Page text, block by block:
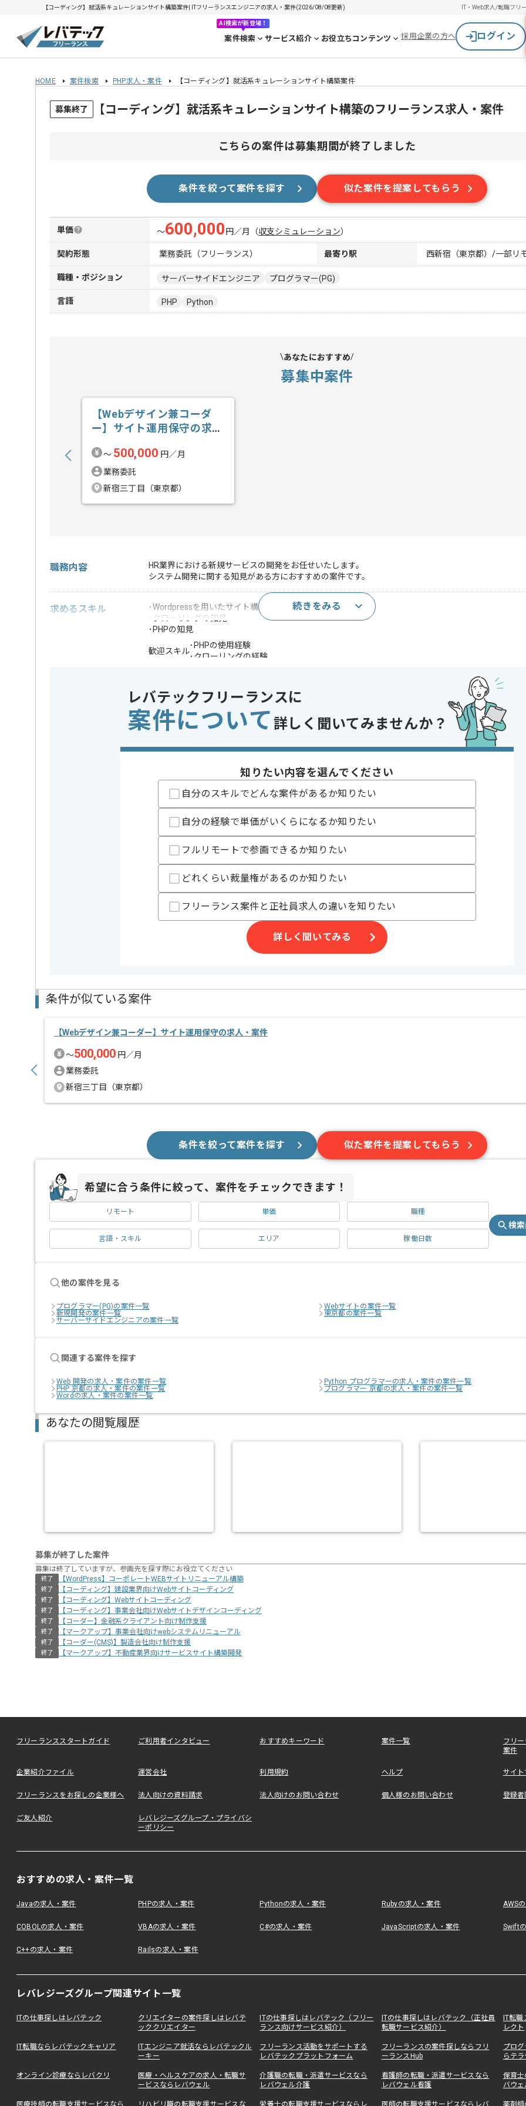
【コーディング】就活系キュレーションサイト構築案件| ITフリーランスエンジニアの求人・案件(2026/08/08更新) IT・Web求人/転職フリ
AI検索が新登場！
案件検索 サービス紹介 お役立ちコンテンツ 採用企業の方へ ログイン
HOME 案件検索 PHP求人・案件 【コーディング】就活系キュレーションサイト構築案件
募集終了 【コーディング】就活系キュレーションサイト構築のフリーランス求人・案件
こちらの案件は募集期間が終了しました
条件を絞って案件を探す 似た案件を提案してもらう
単価 〜600,000 円／月 （収支シミュレーション）
契約形態 業務委託（フリーランス） 最寄り駅 西新宿（東京都）/一部リ
職種・ポジション サーバーサイドエンジニア プログラマー(PG)
言語 PHP Python
あなたにおすすめ
募集中案件
【Webデザイン兼コーダ
ー】サイト運用保守の求
〜 500,000 円／月
業務委託
新宿三丁目（東京都）
職務内容
HR業界における新規サービスの開発をお任せいたします。
システム開発に関する知見がある方におすすめの案件です。
求めるスキル
･Wordpressを用いたサイト構築経験
･クローリングの知見
･PHPの知見
歓迎スキル
･PHPの使用経験
･クローリングの経験
この案件で扱う技術 開発ツール WordPress
担当領域/システム
Webサイト
新規立ち上げ , 長期プロジェクト , 急募
精算条件
有
支払いサイト
組織や個人の生産性を向上するHRコンサルを展開する企業です。
新規サービスの開発に携わりたい方や、腰を据えて長期的に参画をしたい方におすすめの案件です。
続きをみる
レバテックフリーランスに
案件について 詳しく聞いてみませんか？
知りたい内容を選んでください
自分のスキルでどんな案件があるか知りたい
自分の経験で単価がいくらになるか知りたい
フルリモートで参画できるか知りたい
どれくらい裁量権があるのか知りたい
フリーランス案件と正社員求人の違いを知りたい
詳しく聞いてみる
条件が似ている案件
【Webデザイン兼コーダー】サイト運用保守の求人・案件
〜500,000 円／月
業務委託
新宿三丁目（東京都）
条件を絞って案件を探す 似た案件を提案してもらう
希望に合う条件に絞って、案件をチェックできます！
リモート 単価 職種
言語・スキル エリア 稼働日数
検
他の案件を見る
プログラマー(PG)の案件一覧
Webサイトの案件一覧
新規開発の案件一覧
東京都の案件一覧
サーバーサイドエンジニアの案件一覧
関連する案件を探す
Web 開発の求人・案件の案件一覧
Python プログラマーの求人・案件の案件一覧
PHP 京都の求人・案件の案件一覧
プログラマー 京都の求人・案件の案件一覧
Wordの求人・案件の案件一覧
あなたの閲覧履歴
募集が終了した案件
募集は終了していますが、参画先を探す際にお役立てください
終了 【WordPress】コーポレートWEBサイトリニューアル構築
終了 【コーディング】建設業界向けWebサイトコーディング
終了 【コーディング】Webサイトコーディング
終了 【コーディング】事業会社向けWebサイトデザインコーディング
終了 【コーダー】金融系クライアント向け制作支援
終了 【マークアップ】事業会社向けwebシステムリニューアル
終了 【コーダー(CMS)】製造会社向け制作支援
終了 【マークアップ】不動産業界向けサービスサイト構築開発
フリーランススタートガイド ご利用者インタビュー おすすめキーワード 案件一覧
フリ
案件
企業紹介ファイル 運営会社 利用規約 ヘルプ サイ
フリーランスをお探しの企業様へ 法人向けの資料請求 法人向けのお問い合わせ 個人様のお問い合わせ 登録者
ご友人紹介
レバレジーズグループ・プライバシ
ーポリシー
おすすめの求人・案件一覧
Javaの求人・案件 PHPの求人・案件 Pythonの求人・案件 Rubyの求人・案件 AWS
COBOLの求人・案件 VBAの求人・案件 C#の求人・案件 JavaScriptの求人・案件 Swift
C++の求人・案件 Railsの求人・案件
レバレジーズグループ関連サイト一覧
ITの仕事探しはレバテック
クリエイターの案件探しはレバテ
ッククリエイター
ITの仕事探しはレバテック（フリー
ランス向けサービス紹介）
ITの仕事探しはレバテック（正社員
転職サービス紹介）
IT転
レクト
IT転職ならレバテックキャリア
ITエンジニア就活ならレバテックル
ーキー
フリーランス活動をサポートする
レバテックプラットフォーム
フリーランスの案件探しならフリ
ーランスHub
プロ
らテ
オンライン診療ならレバクリ
医療・ヘルスケアの求人・転職サ
ービスならレバウェル
介護職の転職・派遣サービスなら
レバウェル介護
看護師の転職・派遣サービスなら
レバウェル看護
保育
バウ
医療技師の転職支援サービスなら リハビリ職の転職支援サービスな 栄養士の転職支援サービスならレ 医師の転職支援サービスならレバ 薬剤